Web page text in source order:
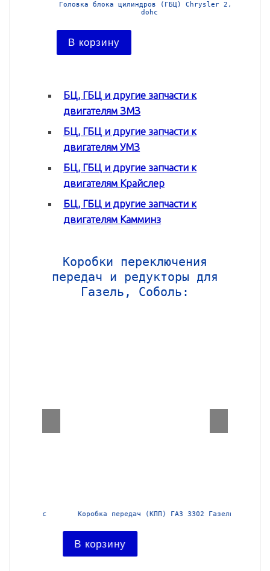
Головка блока цилиндров (ГБЦ) Chrysler 2,4l
dohc
В корзину
БЦ, ГБЦ и другие запчасти к
двигателям ЗМЗ
БЦ, ГБЦ и другие запчасти к
двигателям УМЗ
БЦ, ГБЦ и другие запчасти к
двигателям Крайслер
БЦ, ГБЦ и другие запчасти к
двигателям Камминз
Коробки переключения
передач и редукторы для
Газель, Соболь:
Коробка передач (КПП) ГАЗ 3302 Газель
В корзину